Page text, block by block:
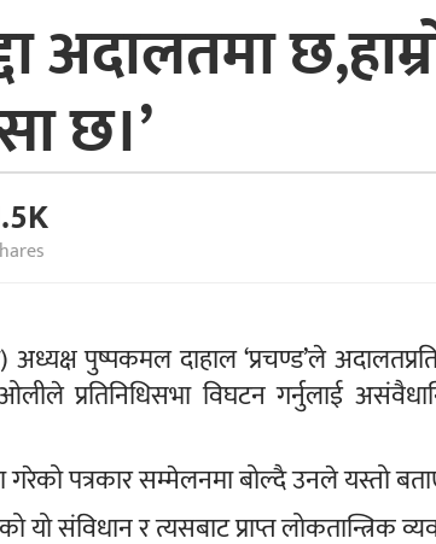
अदालतमा
छ।’
अध्यक्ष पुष्पकमल दाहाल ‘प्रचण्ड’ले
प्रतिनिधिसभा विघटन गर्नुलाई
पत्रकार सम्मेलनमा बोल्दै उनले यस्तो
संविधान र त्यसबाट प्राप्त लोकतान्त्रिक